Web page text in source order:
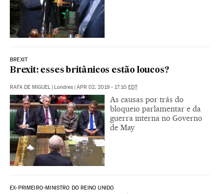
BREXIT
Brexit: esses britânicos estão loucos?
RAFA DE MIGUEL | Londres | APR 02, 2019 - 17:10 EDT
As causas por trás do
bloqueio parlamentar e da
guerra interna no Governo
de May
EX-PRIMEIRO-MINISTRO DO REINO UNIDO